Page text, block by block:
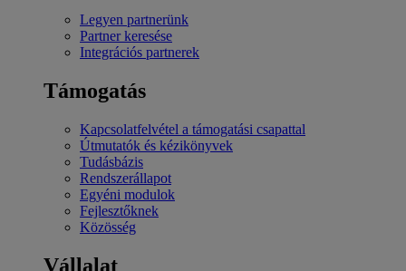
Legyen partnerünk
Partner keresése
Integrációs partnerek
Támogatás
Kapcsolatfelvétel a támogatási csapattal
Útmutatók és kézikönyvek
Tudásbázis
Rendszerállapot
Egyéni modulok
Fejlesztőknek
Közösség
Vállalat